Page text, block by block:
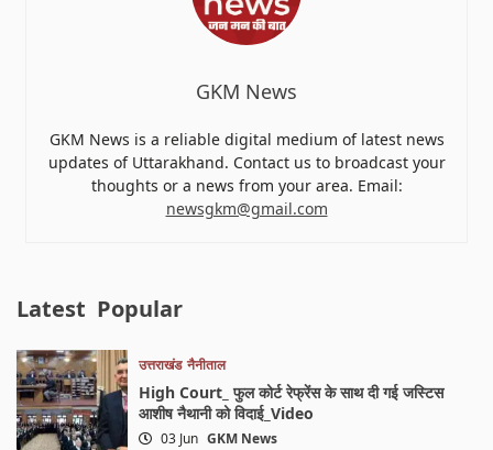
GKM News
GKM News is a reliable digital medium of latest news
updates of Uttarakhand. Contact us to broadcast your
thoughts or a news from your area. Email:
newsgkm@gmail.com
Latest Popular
उत्तराखंड नैनीताल
High Court_ फुल कोर्ट रेफ्रेंस के साथ दी गई जस्टिस
आशीष नैथानी को विदाई_Video
03 Jun GKM News